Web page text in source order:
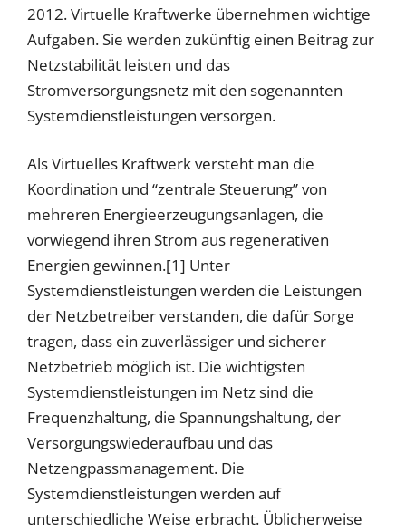
2012. Virtuelle Kraftwerke übernehmen wichtige
Aufgaben. Sie werden zukünftig einen Beitrag zur
Netzstabilität leisten und das
Stromversorgungsnetz mit den sogenannten
Systemdienstleistungen versorgen.
Als Virtuelles Kraftwerk versteht man die
Koordination und “zentrale Steuerung” von
mehreren Energieerzeugungsanlagen, die
vorwiegend ihren Strom aus regenerativen
Energien gewinnen.[1] Unter
Systemdienstleistungen werden die Leistungen
der Netzbetreiber verstanden, die dafür Sorge
tragen, dass ein zuverlässiger und sicherer
Netzbetrieb möglich ist. Die wichtigsten
Systemdienstleistungen im Netz sind die
Frequenzhaltung, die Spannungshaltung, der
Versorgungswiederaufbau und das
Netzengpassmanagement. Die
Systemdienstleistungen werden auf
unterschiedliche Weise erbracht. Üblicherweise